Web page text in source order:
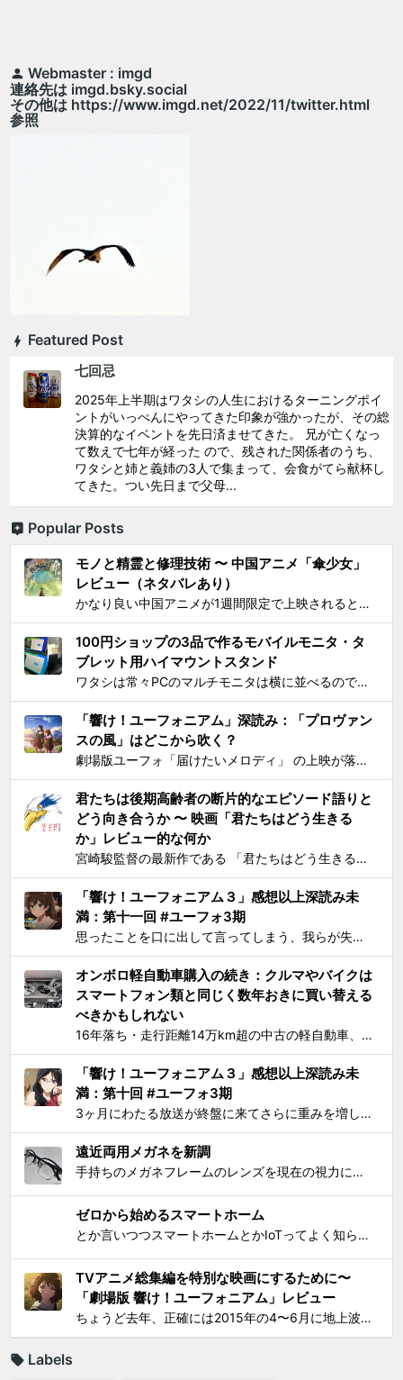
Webmaster : imgd
連絡先は imgd.bsky.social
その他は https://www.imgd.net/2022/11/twitter.html
参照
Featured Post
七回忌
2025年上半期はワタシの人生におけるターニングポイ
ントがいっぺんにやってきた印象が強かったが、その総
決算的なイベントを先日済ませてきた。 兄が亡くなっ
て数えで七年が経った ので、残された関係者のうち、
ワタシと姉と義姉の3人で集まって、会食がてら献杯し
てきた。つい先日まで父母...
Popular Posts
モノと精霊と修理技術 〜 中国アニメ「傘少女」
レビュー（ネタバレあり）
かなり良い中国アニメが1週間限定で上映されるとSNS上で見かけ、それがたまたま通勤圏内の映画館だったし、なにより「 羅小黒戦記 」で食らった衝撃を忘れることはできないので、 映画『傘少女 ー精霊たちの物語ー』 を見てきた。 いかにも中国アニメと思わせるプロローグからタイトルが...
100円ショップの3品で作るモバイルモニタ・タ
ブレット用ハイマウントスタンド
ワタシは常々PCのマルチモニタは横に並べるのではなく縦に積み重ねろと主張してきたわけですが 📺📺 ← こうじゃなくて 📺 ← 📺 ← こう！ ノートPCの画面上部にモバイルモニター・タブレットをこのように配置するスタンドを探しても一長一短なので、100円ショ...
「響け！ユーフォニアム」深読み：「プロヴァン
スの風」はどこから吹く？
劇場版ユーフォ「届けたいメロディ」 の上映が落ち着いてきたので、そろそろ久美子が高校1年生時代の話をするのもおしまいにする頃合いと見て小ネタを投下。 原作小説とは違ってアニメ版では、課題曲：「プロヴァンスの風」、自由曲「三日月の舞」となっているのは皆さんご存知の通り。「...
君たちは後期高齢者の断片的なエピソード語りと
どう向き合うか 〜 映画「君たちはどう生きる
か」レビュー的な何か
宮崎駿監督の最新作である 「君たちはどう生きるか」 を、封切初日のちょうど先週に見た。 個人的には、アニメとしては楽しめたけど物語はつまらないと感じた。エンドクレジットのプロデューサー欄に実の息子である宮崎吾朗氏の名前が載ってて最悪とも思ったりしたのだが、見た直後に呟いたこと...
「響け！ユーフォニアム３」感想以上深読み未
満：第十一回 #ユーフォ3期
思ったことを口に出して言ってしまう、我らが失言王たる黄前久美子がまたもやブチかましてくれました。 「変ですよね、学校の吹奏楽って」 リアルな吹奏楽の世界では一種の禁句めいた話題らしいところまで切り込んでくるあたり、ユーフォ3の覚悟の程が再確認できます。 それはともかく久...
オンボロ軽自動車購入の続き：クルマやバイクは
スマートフォン類と同じく数年おきに買い替える
べきかもしれない
16年落ち・走行距離14万km超の中古の軽自動車、2006年式スズキKeiワークス（HN22S型）の2WD・MT版を買った のが1ヶ月とちょっと前、あれこれと手を加えては都度Twitterに報告していたが、購入当初に予定していたモデファイがだいたい落ち着いたので中間報告と、いじっ...
「響け！ユーフォニアム３」感想以上深読み未
満：第十回 #ユーフォ3期
3ヶ月にわたる放送が終盤に来てさらに重みを増して、それをどう自分なりに消化してテキストとして残せばいいかを考えてたら数週間が経過してました。難関である関西大会を前に北宇治高校吹奏楽部とその部長でひとりのユーフォニアム奏者でもある黄前久美子という人物に「史上最大の危機」が訪れたのが...
遠近両用メガネを新調
手持ちのメガネフレームのレンズを現在の視力に合わせて総入れ替えしてから気になり始めた手元を見るときの違和感が特にこの1年で増したので、思い切って遠近両用メガネを新調した。要するにアラフィフにふさわしく老眼が進んで近くが見えづらくなったので、道具でサポートせねばならなくなったわけで...
ゼロから始めるスマートホーム
とか言いつつスマートホームとかIoTってよく知らんけど、おもしろ電気小物を活用して家電生活をもっとエンジョイしちゃおう！というわけで初歩的なものからIT系ガジェットまで一気に紹介して使い方の提案をしようと思う。 0）アナログ的なもの：リモコンコンセント、タイマーつきコンセント...
TVアニメ総集編を特別な映画にするために〜
「劇場版 響け！ユーフォニアム」レビュー
ちょうど去年、正確には2015年の4〜6月に地上波放映されたTVシリーズアニメ「響け！ユーフォニアム」（以下TV版）に思いっきりハマって遂には舞台となった宇治への「聖地巡礼」まで敢行してしまったのは、このブログでご報告してきた通り。過去のあれこれを知りたい方は以下をどうぞ： ...
Labels